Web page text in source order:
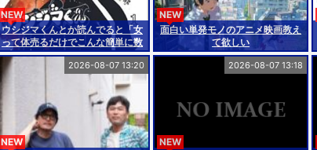
ウシジマくんとか読んでると「女
って体売るだけでこんな簡単に数
十万稼げんの？」と思うんやが
NEW
面白い単発モノのアニメ映画教え
て欲しい
NEW
NEW
2026-08-07 13:20
NEW
2026-08-07 13:18